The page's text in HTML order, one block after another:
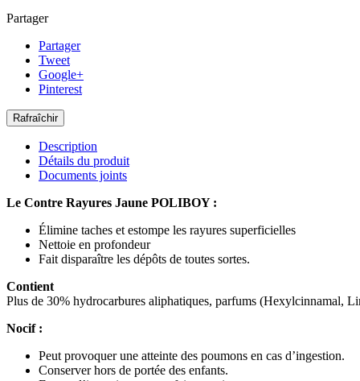
Partager
Partager
Tweet
Google+
Pinterest
Description
Détails du produit
Documents joints
Le Contre Rayures Jaune POLIBOY :
Élimine taches et estompe les rayures superficielles
Nettoie en profondeur
Fait disparaître les dépôts de toutes sortes.
Contient
Plus de 30% hydrocarbures aliphatiques, parfums (Hexylcinnamal,
Nocif :
Peut provoquer une atteinte des poumons en cas d’ingestion.
Conserver hors de portée des enfants.